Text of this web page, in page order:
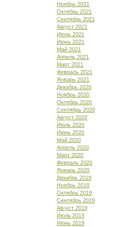
Ноябрь 2021
Октябрь 2021
Сентябрь 2021
Август 2021
Июль 2021
Июнь 2021
Май 2021
Апрель 2021
Март 2021
Февраль 2021
Январь 2021
Декабрь 2020
Ноябрь 2020
Октябрь 2020
Сентябрь 2020
Август 2020
Июль 2020
Июнь 2020
Май 2020
Апрель 2020
Март 2020
Февраль 2020
Январь 2020
Декабрь 2019
Ноябрь 2019
Октябрь 2019
Сентябрь 2019
Август 2019
Июль 2019
Июнь 2019